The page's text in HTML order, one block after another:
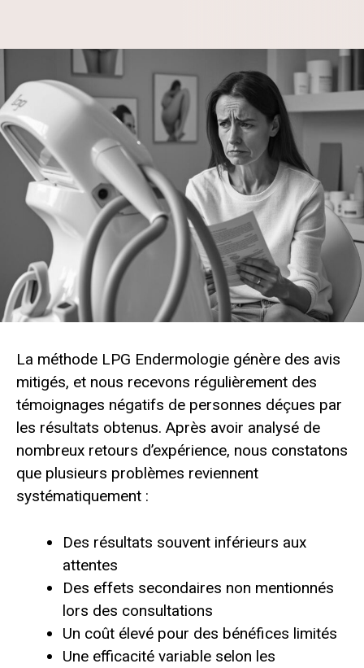
La méthode LPG Endermologie génère des avis
mitigés, et nous recevons régulièrement des
témoignages négatifs de personnes déçues par
les résultats obtenus. Après avoir analysé de
nombreux retours d’expérience, nous constatons
que plusieurs problèmes reviennent
systématiquement :
Des résultats souvent inférieurs aux
attentes
Des effets secondaires non mentionnés
lors des consultations
Un coût élevé pour des bénéfices limités
Une efficacité variable selon les